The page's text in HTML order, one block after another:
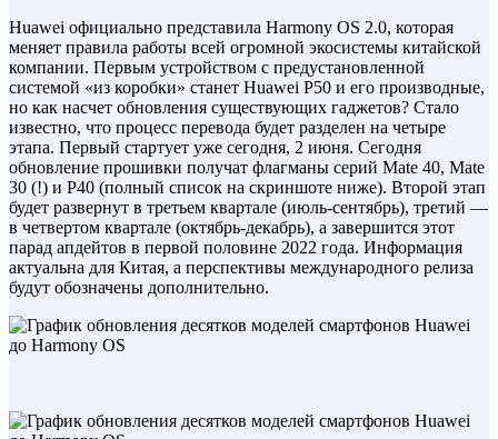
Huawei официально представила Harmony OS 2.0, которая
меняет правила работы всей огромной экосистемы китайской
компании. Первым устройством с предустановленной
системой «из коробки» станет Huawei P50 и его производные,
но как насчет обновления существующих гаджетов? Стало
известно, что процесс перевода будет разделен на четыре
этапа. Первый стартует уже сегодня, 2 июня. Сегодня
обновление прошивки получат флагманы серий Mate 40, Mate
30 (!) и P40 (полный список на скриншоте ниже). Второй этап
будет развернут в третьем квартале (июль-сентябрь), третий —
в четвертом квартале (октябрь-декабрь), а завершится этот
парад апдейтов в первой половине 2022 года. Информация
актуальна для Китая, а перспективы международного релиза
будут обозначены дополнительно.